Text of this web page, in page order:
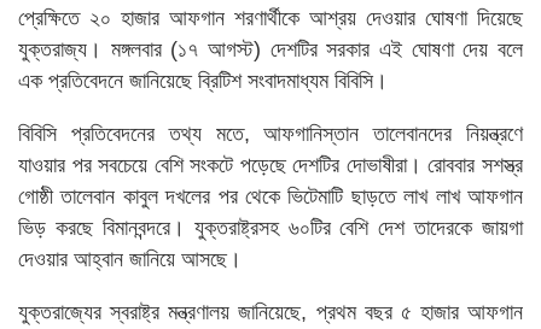
প্রেক্ষিতে ২০ হাজার আফগান শরণার্থীকে আশ্রয় দেওয়ার ঘোষণা দিয়েছে
যুক্তরাজ্য। মঙ্গলবার (১৭ আগস্ট) দেশটির সরকার এই ঘোষণা দেয় বলে
এক প্রতিবেদনে জানিয়েছে ব্রিটিশ সংবাদমাধ্যম বিবিসি।
বিবিসি প্রতিবেদনের তথ্য মতে, আফগানিস্তান তালেবানদের নিয়ন্ত্রণে
যাওয়ার পর সবচেয়ে বেশি সংকটে পড়েছে দেশটির দোভাষীরা। রোববার সশস্ত্র
গোষ্ঠী তালেবান কাবুল দখলের পর থেকে ভিটেমাটি ছাড়তে লাখ লাখ আফগান
ভিড় করছে বিমানবন্দরে। যুক্তরাষ্ট্রসহ ৬০টির বেশি দেশ তাদেরকে জায়গা
দেওয়ার আহ্বান জানিয়ে আসছে।
যুক্তরাজ্যের স্বরাষ্ট্র মন্ত্রণালয় জানিয়েছে, প্রথম বছর ৫ হাজার আফগান